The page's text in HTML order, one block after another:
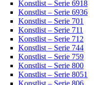
Konstlist – Serie 6918
Konstlist – Serie 6936
Konstlist – Serie 701
Konstlist – Serie 711
Konstlist – Serie 712
Konstlist – Serie 744
Konstlist – Serie 759
Konstlist – Serie 800
Konstlist – Serie 8051
Konstlist – Serie 806